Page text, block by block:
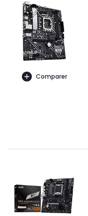
Comparer